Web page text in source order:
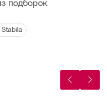
подборок
Stabila